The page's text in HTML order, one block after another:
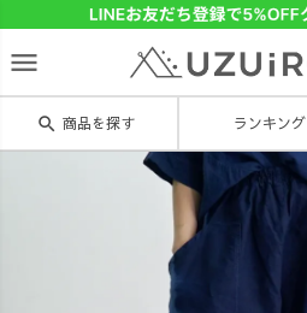
menu
search 商品を探す ランキング